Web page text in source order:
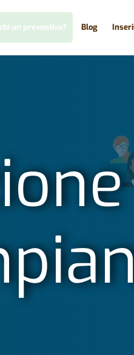
un preventivo? Blog